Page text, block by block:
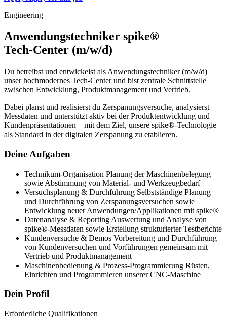
Engineering
Anwendungstechniker spike®
Tech‑Center (m/w/d)
Du betreibst und entwickelst als Anwendungstechniker (m/w/d)
unser hochmodernes Tech‑Center und bist zentrale Schnittstelle
zwischen Entwicklung, Produktmanagement und Vertrieb.
Dabei planst und realisierst du Zerspanungsversuche, analysierst
Messdaten und unterstützt aktiv bei der Produktentwicklung und
Kundenpräsentationen – mit dem Ziel, unsere spike®‑Technologie
als Standard in der digitalen Zerspanung zu etablieren.
Deine Aufgaben
Technikum-Organisation Planung der Maschinenbelegung
sowie Abstimmung von Material- und Werkzeugbedarf
Versuchsplanung & Durchführung Selbstständige Planung
und Durchführung von Zerspanungsversuchen sowie
Entwicklung neuer Anwendungen/Applikationen mit spike®
Datenanalyse & Reporting Auswertung und Analyse von
spike®‑Messdaten sowie Erstellung strukturierter Testberichte
Kundenversuche & Demos Vorbereitung und Durchführung
von Kundenversuchen und Vorführungen gemeinsam mit
Vertrieb und Produktmanagement
Maschinenbedienung & Prozess-Programmierung Rüsten,
Einrichten und Programmieren unserer CNC-Maschine
Dein Profil
Erforderliche Qualifikationen